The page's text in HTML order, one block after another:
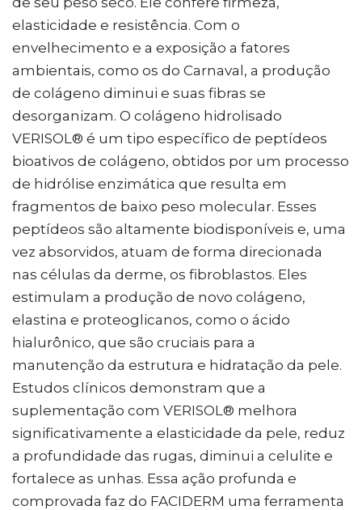
elasticidade e resistência. Com o
envelhecimento e a exposição a fatores
ambientais, como os do Carnaval, a produção
de colágeno diminui e suas fibras se
desorganizam. O colágeno hidrolisado
VERISOL® é um tipo específico de peptídeos
bioativos de colágeno, obtidos por um processo
de hidrólise enzimática que resulta em
fragmentos de baixo peso molecular. Esses
peptídeos são altamente biodisponíveis e, uma
vez absorvidos, atuam de forma direcionada
nas células da derme, os fibroblastos. Eles
estimulam a produção de novo colágeno,
elastina e proteoglicanos, como o ácido
hialurônico, que são cruciais para a
manutenção da estrutura e hidratação da pele.
Estudos clínicos demonstram que a
suplementação com VERISOL® melhora
significativamente a elasticidade da pele, reduz
a profundidade das rugas, diminui a celulite e
fortalece as unhas. Essa ação profunda e
comprovada faz do FACIDERM uma ferramenta